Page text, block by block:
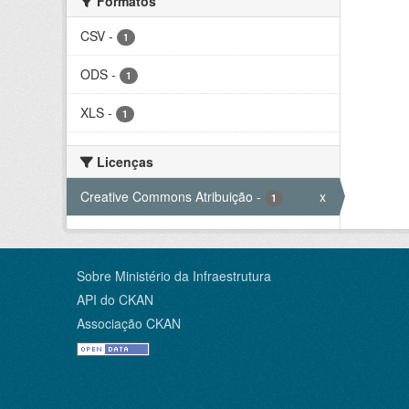
CSV - 1
ODS - 1
XLS - 1
Licenças
Creative Commons Atribuição - 1 x
Sobre Ministério da Infraestrutura
API do CKAN
Associação CKAN